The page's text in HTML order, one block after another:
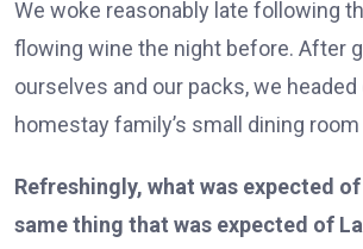
We woke reasonably late following
flowing wine the night before. After
ourselves and our packs, we
homestay family’s small dining
Refreshingly, what was expected
same thing that was expected of